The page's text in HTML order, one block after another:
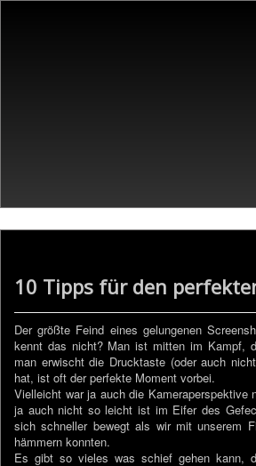
10 Tipps für den
Der größte Feind eines gelungenen
kennt das nicht? Man ist mitten im Kampf,
man erwischt die Drucktaste (oder auch
hat, ist oft der perfekte Moment vorbei.
Vielleicht war ja auch die Kameraperspektive
ja auch nicht so leicht ist im Eifer des
sich schneller bewegt als wir mit unserem
hämmern konnten.
Es gibt so vieles was schief gehen kann,